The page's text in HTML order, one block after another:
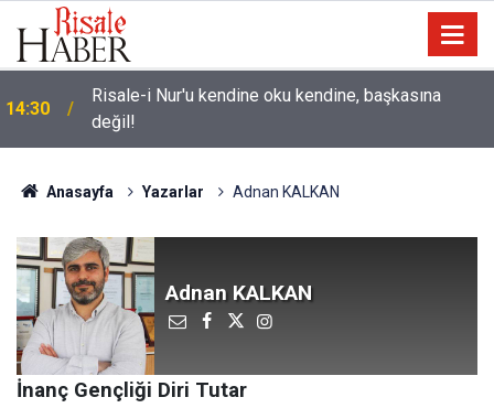
14:00
Üniversite adaylarına 'Sosyal medyanın
yönlendirdiği tercihler kariyeri riske atabilir' uyarısı
Anasayfa Yazarlar Adnan KALKAN
Adnan KALKAN
İnanç Gençliği Diri Tutar